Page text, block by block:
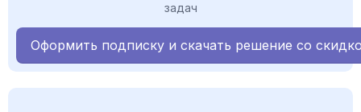
задач
Оформить подписку и скачать решение со